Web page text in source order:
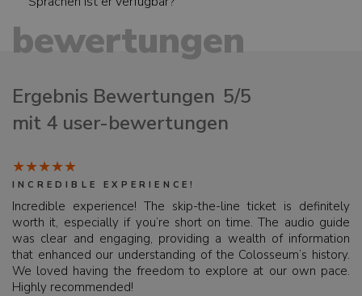
bewertungen
Ergebnis Bewertungen 5/5
mit 4 user-bewertungen
INCREDIBLE EXPERIENCE!
Incredible experience! The skip-the-line ticket is definitely
worth it, especially if you’re short on time. The audio guide
was clear and engaging, providing a wealth of information
that enhanced our understanding of the Colosseum’s history.
We loved having the freedom to explore at our own pace.
Highly recommended!